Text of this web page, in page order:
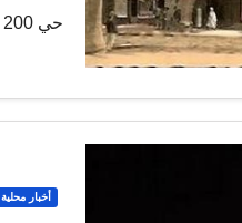
حي 200 مسكن المعروف…
أخبار محلية